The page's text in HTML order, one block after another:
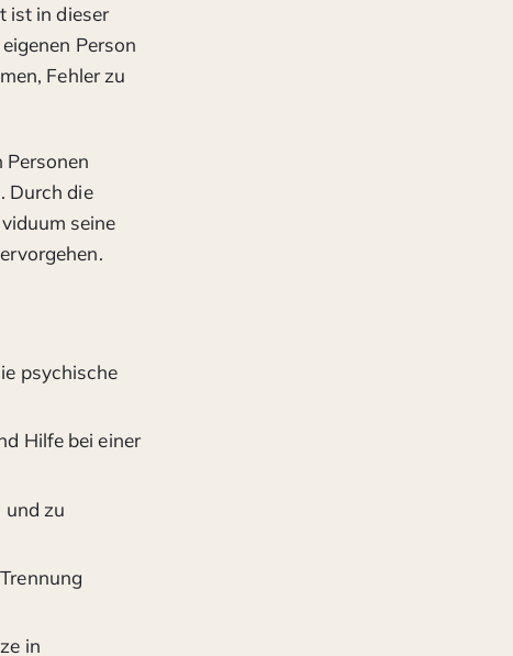
ist in dieser
Person
Fehler zu
Durch die
seine
psychische
Hilfe bei einer
und zu
in